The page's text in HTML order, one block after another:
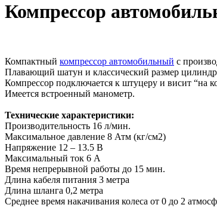
Компрессор
Компактный компрессор автомобильный с
Плавающий шатун и классический размер
Компрессор подключается к штуцеру и висит “на
Имеется встроенный манометр.
Технические характеристики:
Производительность 16 л/мин.
Максимальное давление 8 Атм (кг/см2)
Напряжение 12 – 13.5 В
Максимальный ток 6 А
Время непрерывной работы до 15 мин.
Длина кабеля питания 3 метра
Длина шланга 0,2 метра
Среднее время накачивания колеса от 0 до 2